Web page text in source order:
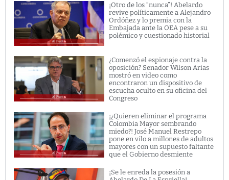
¡Otro de los “nunca”! Abelardo
revive políticamente a Alejandro
Ordóñez y lo premia con la
Embajada ante la OEA pese a su
polémico y cuestionado historial
¿Comenzó el espionaje contra la
oposición? Senador Wilson Arias
mostró en video como
encontraron un dispositivo de
escucha oculto en su oficina del
Congreso
¡¿Quieren eliminar el programa
Colombia Mayor sembrando
miedo?! José Manuel Restrepo
pone en vilo a millones de adultos
mayores con un supuesto faltante
que el Gobierno desmiente
¡Se le enreda la posesión a